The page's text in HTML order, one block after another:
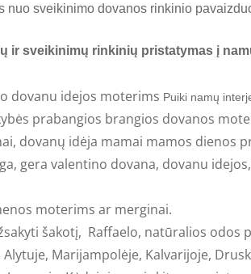
nuo sveikinimo dovanos rinkinio
ir sveikinimų rinkinių pristatymas į
dovanu idejos moterims Puiki namų
prabangios brangios dovanos
dovanų idėja mamai mamos
gera valentino dovana, dovanu
moterims ar merginai.
šakotį, Raffaelo, natūralios
Marijampolėje, Kalvarijoje,